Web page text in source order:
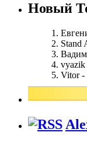
Новый
Stand
Vitor -